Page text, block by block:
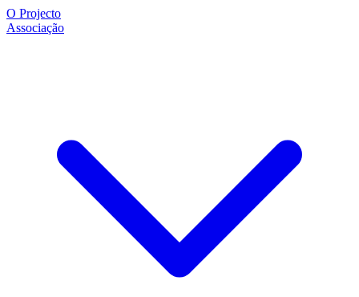
O Projecto
Associação